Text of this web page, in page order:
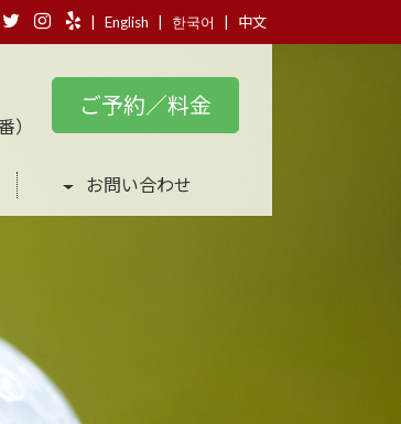
English 한국어 中文
ご予約／料金
）
お問い合わせ